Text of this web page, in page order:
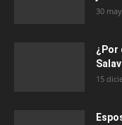
30
¿Por
15